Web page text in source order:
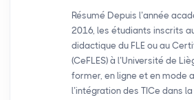
Résumé Depuis l’année
2016, les étudiants inscrits
didactique du FLE ou au
(CeFLES) à l’Université de
former, en ligne et en mode
l’intégration des TICe dans